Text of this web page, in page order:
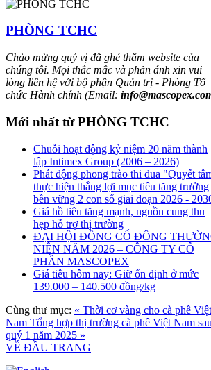
PHÒNG TCHC
Chào mừng quý vị đã ghé thăm website của
chúng tôi. Mọi thắc mắc và phản ánh xin vui
lòng liên hệ với bộ phận Quản trị - Phòng Tổ
chức Hành chính (Email:
Mới nhất từ PHÒNG TCHC
Chuỗi hoạt động kỷ niệm 20 năm thành
lập Intimex Group (2006 – 2026)
Phát động phong trào thi đua "Quyết
thực hiện thắng lợi mục tiêu tăng trưởng
bền vững 2 con số giai đoạn 2026 -
Giá hồ tiêu tăng mạnh, nguồn cung thu
hẹp hỗ trợ thị trường
ĐẠI HỘI ĐỒNG CỔ ĐÔNG
NIÊN NĂM 2026 – CÔNG TY CỔ
PHẦN MASCOPEX
Giá tiêu hôm nay: Giữ ổn định ở mức
139.000 – 140.500 đồng/kg
Cùng thư mục: « Thời cơ vàng cho cà phê Việt
Nam Tổng hợp thị trường cà phê Việt Nam sau
quý 1 năm 2025 »
VỀ ĐẦU TRANG